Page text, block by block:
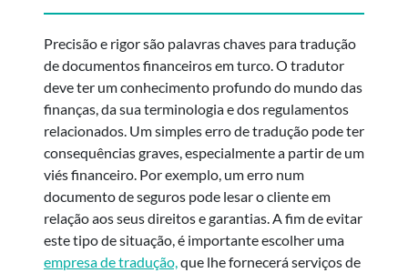
Precisão e rigor são palavras chaves para tradução
de documentos financeiros em turco. O tradutor
deve ter um conhecimento profundo do mundo das
finanças, da sua terminologia e dos regulamentos
relacionados. Um simples erro de tradução pode ter
consequências graves, especialmente a partir de um
viés financeiro. Por exemplo, um erro num
documento de seguros pode lesar o cliente em
relação aos seus direitos e garantias. A fim de evitar
este tipo de situação, é importante escolher uma
empresa de tradução, que lhe fornecerá serviços de